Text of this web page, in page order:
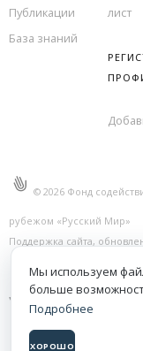
Публикации
База знаний
лист
© 2026Фонд
рубежом «Русский Мир»
Поддержка сайта,
Мы используем
больше
Подробнее
ХОРОШО